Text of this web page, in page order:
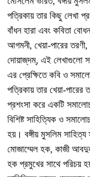
পত্রিকায় তার কিছু লেখা
বাঁধন হারা এবং কবিতা
আগমনী, খেয়া-পারের
দোয়াজ্‌দম্‌, এই লেখাগুলো
এর প্রেক্ষিতে কবি ও
পত্রিকায় তার খেয়া-পারের
প্রশংসা করে একটি
বিশিষ্ট সাহিত্যিক ও
হয়। বঙ্গীয় মুসলিম
মোজাম্মেল হক, কাজী
হক প্রমুখের সাথে পরিচয়